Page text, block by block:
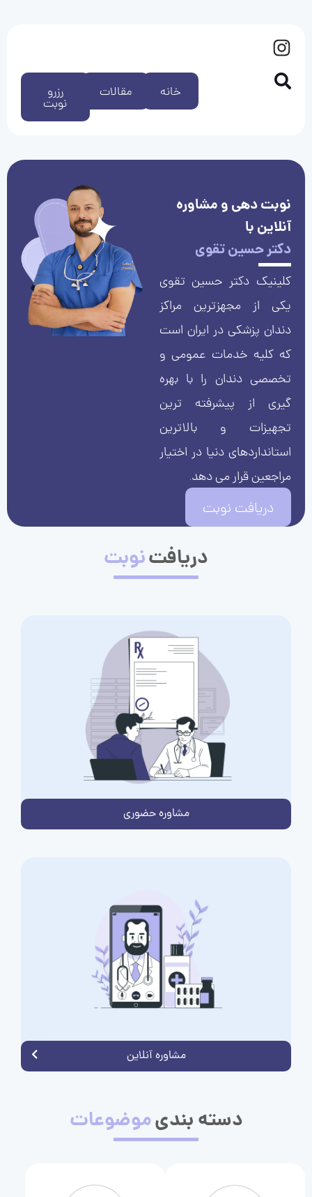
رزرو
نوبت
مقالات خانه
نوبت دهی و مشاوره
آنلاین با
دکتر حسین تقوی
کلینیک دکتر حسین تقوی
یکی از مجهزترین مراکز
دندان پزشکی در ایران است
که کلیه خدمات عمومی و
تخصصی دندان را با بهره
گیری از پیشرفته ترین
تجهیزات و بالاترین
استانداردهای دنیا در اختیار
مراجعین قرار می دهد.
دریافت نوبت
دریافتنوبت
مشاوره حضوری
مشاوره آنلاین
دسته بندیموضوعات